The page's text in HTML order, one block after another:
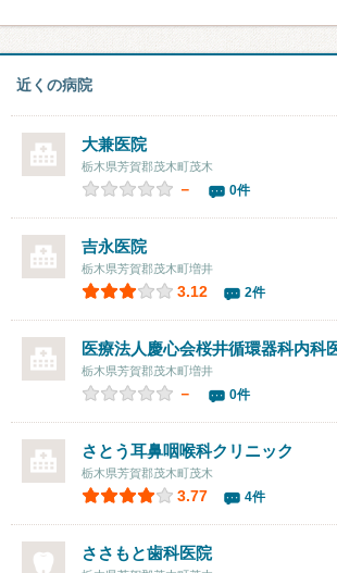
近くの病院
大兼医院
栃木県芳賀郡茂木町茂木
－ 0件
吉永医院
栃木県芳賀郡茂木町増井
3.12 2件
医療法人慶心会桜井循環器科内科
栃木県芳賀郡茂木町増井
－ 0件
さとう耳鼻咽喉科クリニック
栃木県芳賀郡茂木町茂木
3.77 4件
ささもと歯科医院